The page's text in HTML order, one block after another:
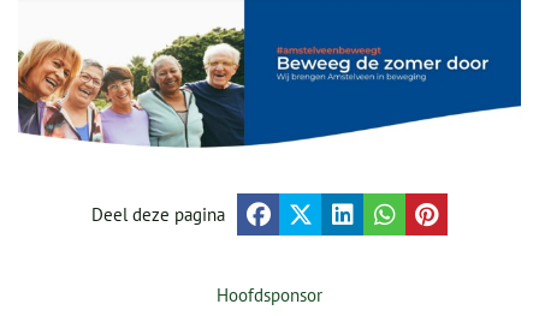
Deel deze pagina
Hoofdsponsor